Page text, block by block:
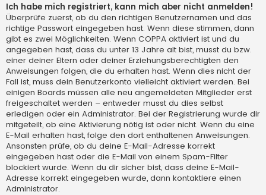
Ich habe mich registriert, kann mich aber nicht anmelden!
Überprüfe zuerst, ob du den richtigen Benutzernamen und das
richtige Passwort eingegeben hast. Wenn diese stimmen, dann
gibt es zwei Möglichkeiten. Wenn COPPA aktiviert ist und du
angegeben hast, dass du unter 13 Jahre alt bist, musst du bzw.
einer deiner Eltern oder deiner Erziehungsberechtigten den
Anweisungen folgen, die du erhalten hast. Wenn dies nicht der
Fall ist, muss dein Benutzerkonto vielleicht aktiviert werden. Bei
einigen Boards müssen alle neu angemeldeten Mitglieder erst
freigeschaltet werden – entweder musst du dies selbst
erledigen oder ein Administrator. Bei der Registrierung wurde dir
mitgeteilt, ob eine Aktivierung nötig ist oder nicht. Wenn du eine
E-Mail erhalten hast, folge den dort enthaltenen Anweisungen.
Ansonsten prüfe, ob du deine E-Mail-Adresse korrekt
eingegeben hast oder die E-Mail von einem Spam-Filter
blockiert wurde. Wenn du dir sicher bist, dass deine E-Mail-
Adresse korrekt eingegeben wurde, dann kontaktiere einen
Administrator.